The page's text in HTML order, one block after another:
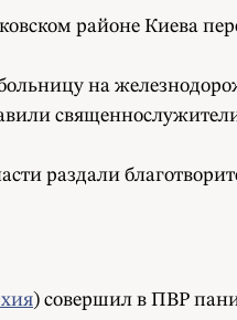
районе Киева
на
раздали
) совершил в ПВР